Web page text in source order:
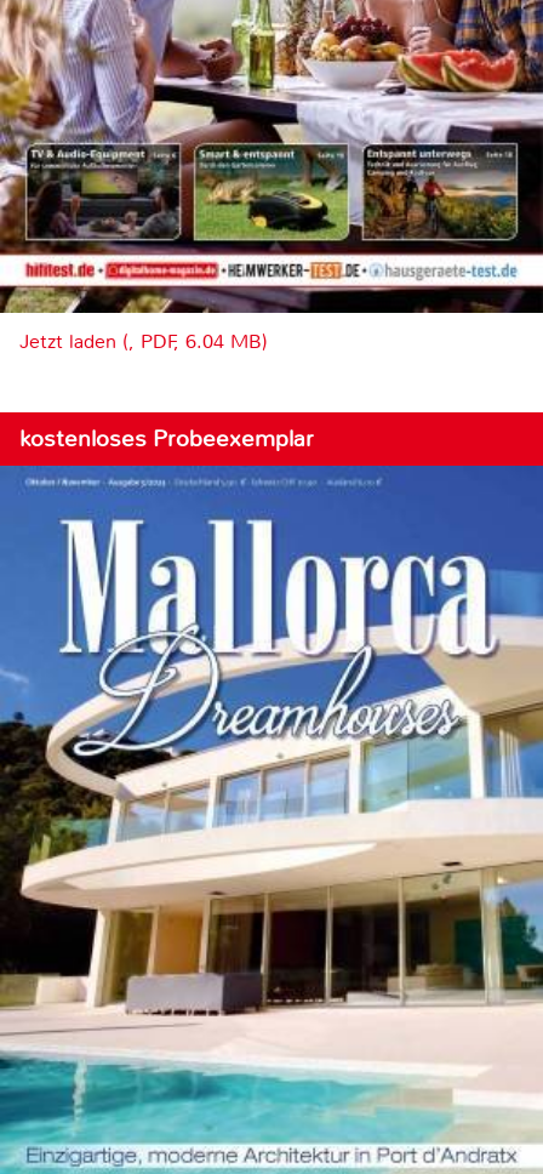
Jetzt laden (, PDF, 6.04 MB)
kostenloses Probeexemplar